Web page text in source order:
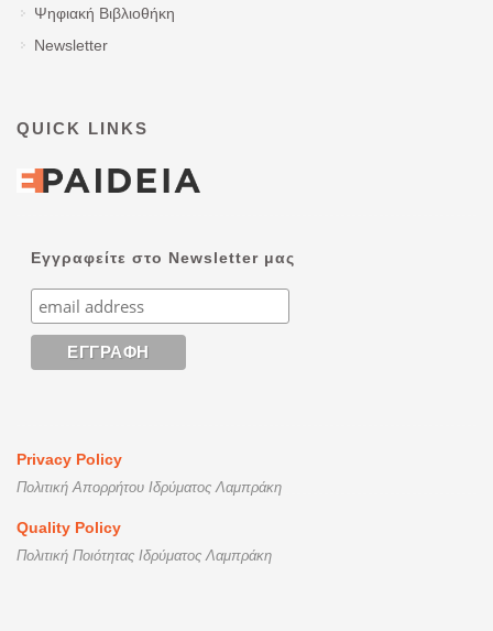
Ψηφιακή Βιβλιοθήκη
Newsletter
QUICK LINKS
Εγγραφείτε στο Newsletter μας
Privacy Policy
Πολιτική Απορρήτου Ιδρύματος Λαμπράκη
Quality Policy
Πολιτική Ποιότητας Ιδρύματος Λαμπράκη